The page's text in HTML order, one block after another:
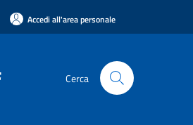
Accedi all'area personale
Cerca